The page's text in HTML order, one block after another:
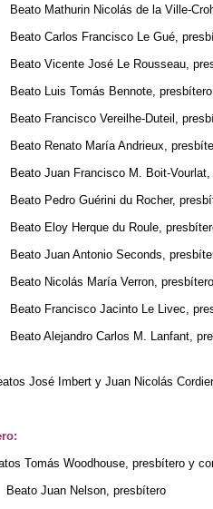
Mathurin Nicolás de la Ville-
Carlos Francisco Le Gué,
Vicente José Le Rousseau,
Luis Tomás Bennote, presbítero
Francisco Vereilhe-Duteil,
Renato María Andrieux,
Juan Francisco M. Boit-Vourlat,
Pedro Guérini du Rocher,
Eloy Herque du Roule,
Juan Antonio Seconds,
Nicolás María Verron, presbítero
Francisco Jacinto Le Livec,
Alejandro Carlos M. Lanfant,
José Imbert y Juan Nicolás
Tomás Woodhouse, presbítero y
Juan Nelson, presbítero